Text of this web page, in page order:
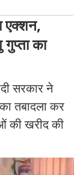
एक्शन,
का
सरकार ने
तबादला कर
की खरीद की